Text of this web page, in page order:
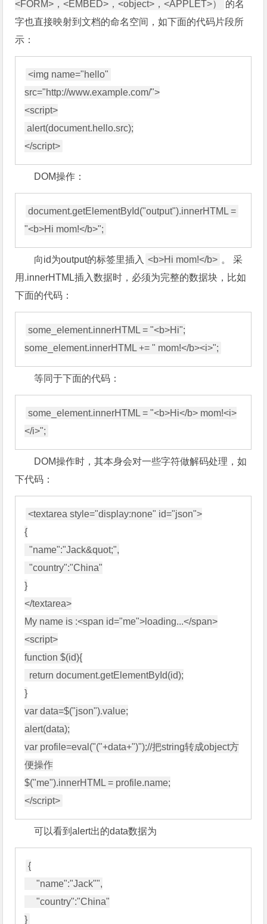
<FORM>，<EMBED>，<object>，<APPLET>）
的名
字也直接映射到文档的命名空间，如下面的代码片段所
示：
<img name="hello"
src="http://www.example.com/">
<script>
alert(document.hello.src);
DOM操作：
document.getElementById("output").innerHTML =
向id为output的标签里插入 <b>Hi mom!</b> 。 采
用.innerHTML插入数据时，必须为完整的数据块，比如
下面的代码：
some_element.innerHTML = "<b>Hi";
等同于下面的代码：
some_element.innerHTML = "<b>Hi</b> mom!<i>
DOM操作时，其本身会对一些字符做解码处理，如
下代码：
<textarea style="display:none" id="json">
{
  "name":"Jack&quot;",
  "country":"China"
}
</textarea>
My name is :<span id="me">loading...</span>
<script>
function $(id){
}
var data=$("json").value;
alert(data);
var profile=eval("("+data+")");//把string转成object方
便操作
$("me").innerHTML = profile.name;
可以看到alert出的data数据为
{
     "name":"Jack"",
     "country":"China"